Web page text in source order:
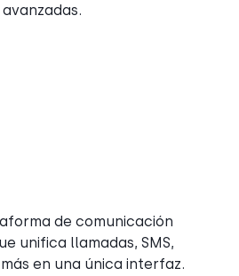
de comunicación
unifica llamadas, SMS,
en una única interfaz.